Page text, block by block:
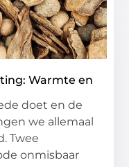
Warmte en
doet en de
we allemaal
Twee
onmisbaar